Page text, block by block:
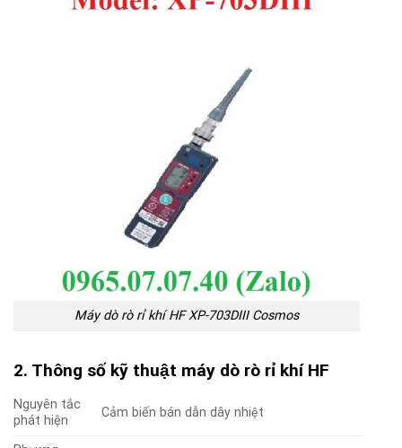
Máy dò rò rỉ khí HF XP-703DIII Cosmos
2. Thông số kỹ thuật máy dò rò rỉ khí HF
Nguyên tắc
phát hiện
Cảm biến bán dẫn dây nhiệt